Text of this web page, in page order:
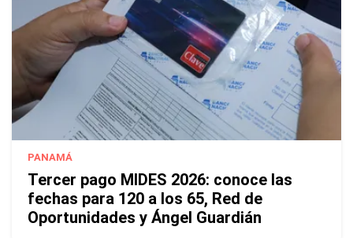
PANAMÁ
Tercer pago MIDES 2026: conoce las
fechas para 120 a los 65, Red de
Oportunidades y Ángel Guardián